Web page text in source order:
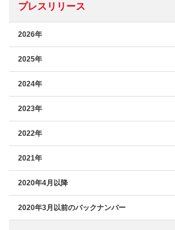
プレスリリース
2026年
2025年
2024年
2023年
2022年
2021年
2020年4月以降
2020年3月以前のバックナンバー